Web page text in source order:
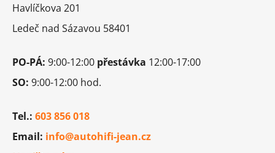
Havlíčkova 201
Ledeč nad Sázavou 58401
PO-PÁ: 9:00-12:00 přestávka 12:00-17:00
SO: 9:00-12:00 hod.
Tel.: 603 856 018
Email: info@autohifi-jean.cz